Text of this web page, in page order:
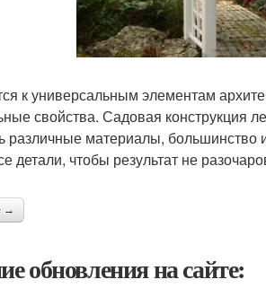
к универсальным элементам
свойства. Садовая конструкция
различные материалы, большинство
детали, чтобы результат не
→
обновления на сайте: